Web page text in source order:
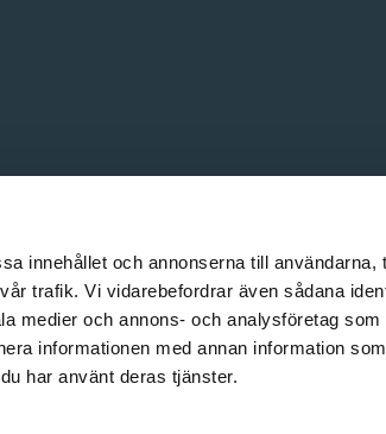
innehållet och annonserna till användarna,
trafik. Vi vidarebefordrar även sådana
medier och annons- och analysföretag som
informationen med annan information
har använt deras tjänster.